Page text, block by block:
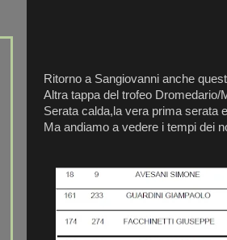
Ritorno a Sangiovanni anche
Altra tappa del trofeo Dromedario/
Serata calda,la vera prima serata
Ma andiamo a vedere i tempi dei